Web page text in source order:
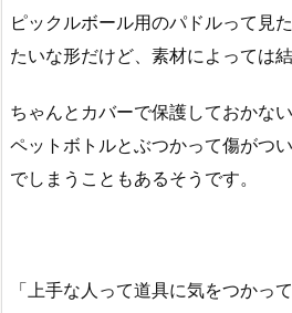
ピックルボール用のパドルって見
たいな形だけど、素材によっては
ちゃんとカバーで保護しておかな
ペットボトルとぶつかって傷がつ
でしまうこともあるそうです。
「上手な人って道具に気をつかっ